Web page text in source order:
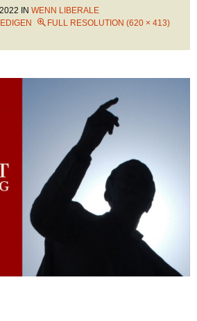
IN WENN LIBERALE
FULL RESOLUTION (620 × 413)